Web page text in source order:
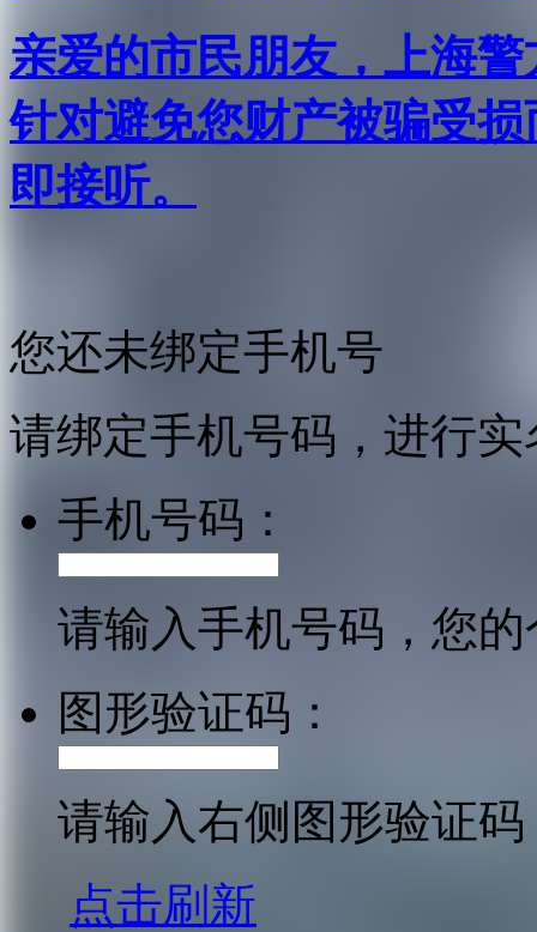
亲爱的市民朋友，上海
针对避免您财产被骗受
即接听。
您还未绑定手机号
请绑定手机号码，进行
手机号码：
请输入手机号码，您
图形验证码：
请输入右侧图形验证码
点击刷新